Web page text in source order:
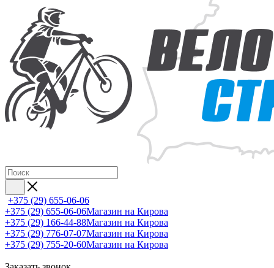
+375 (29) 655-06-06
+375 (29) 655-06-06Магазин на Кирова
+375 (29) 166-44-88Магазин на Кирова
+375 (29) 776-07-07Магазин на Кирова
+375 (29) 755-20-60Магазин на Кирова